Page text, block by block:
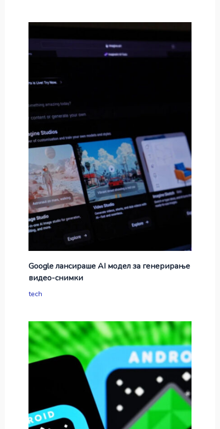
Google лансираше AI модел за генерирање
видео-снимки
tech